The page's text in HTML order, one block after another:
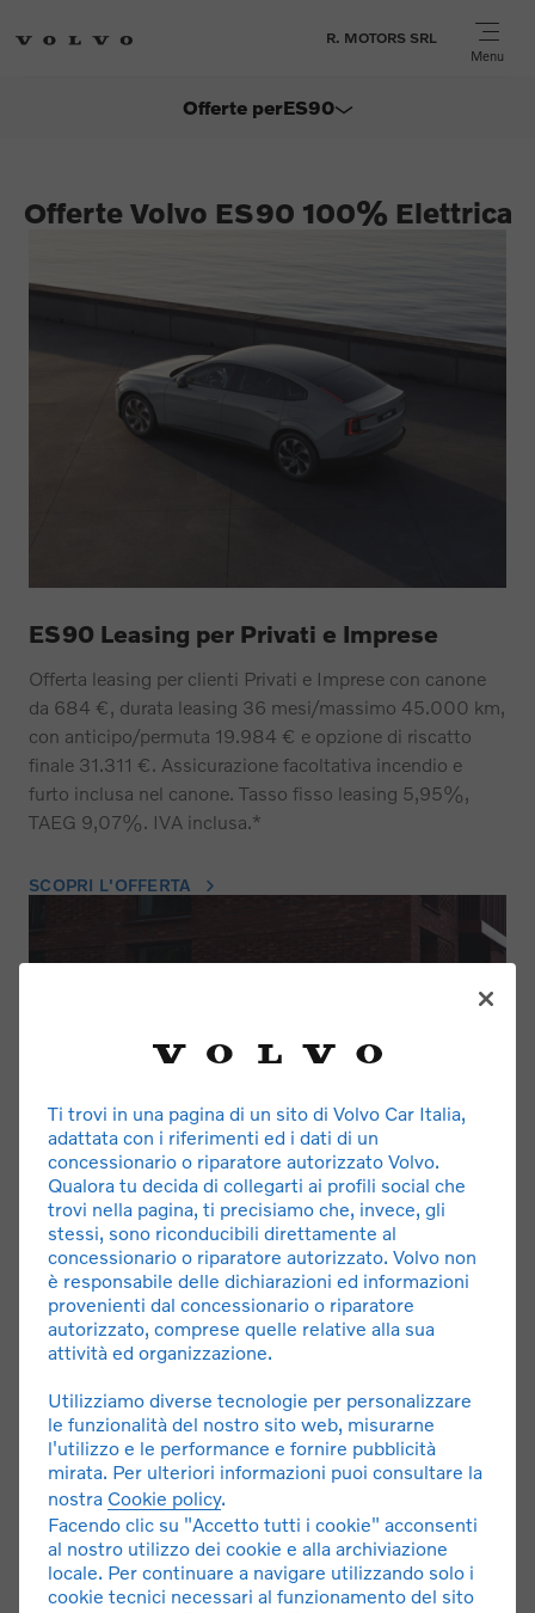
R. MOTORS SRL
Menu
Offerte perES90
EX30
XC90
Offerte Volvo ES90 100% Elettrica
ES90 Leasing per Privati e Imprese
Offerta leasing per clienti Privati e Imprese con canone
da 684 €, durata leasing 36 mesi/massimo 45.000 km,
con anticipo/permuta 19.984 € e opzione di riscatto
finale 31.311 €. Assicurazione facoltativa incendio e
furto inclusa nel canone. Tasso fisso leasing 5,95%,
TAEG 9,07%. IVA inclusa.*
SCOPRI L'OFFERTA
ES90 Noleggio a P. Iva
Noleggio a lungo termine con canone a partire da 690 €
9.000 €. Importi IVA esclusa.*
SCOPRI L'OFFERTA
Ti trovi in una pagina di un sito di Volvo Car Italia,
adattata con i riferimenti ed i dati di un
concessionario o riparatore autorizzato Volvo.
Qualora tu decida di collegarti ai profili social che
trovi nella pagina, ti precisiamo che, invece, gli
stessi, sono riconducibili direttamente al
concessionario o riparatore autorizzato. Volvo non
è responsabile delle dichiarazioni ed informazioni
provenienti dal concessionario o riparatore
autorizzato, comprese quelle relative alla sua
attività ed organizzazione.
Utilizziamo diverse tecnologie per personalizzare
le funzionalità del nostro sito web, misurarne
l'utilizzo e le performance e fornire pubblicità
mirata. Per ulteriori informazioni puoi consultare la
nostra Cookie policy.
Facendo clic su "Accetto tutti i cookie" acconsenti
al nostro utilizzo dei cookie e alla archiviazione
locale. Per continuare a navigare utilizzando solo i
cookie tecnici necessari al funzionamento del sito